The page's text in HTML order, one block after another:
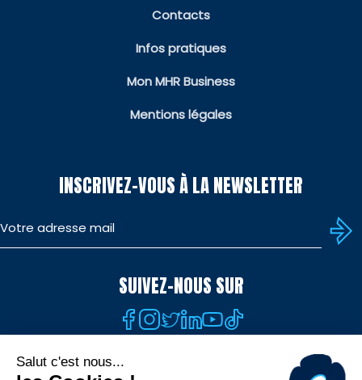
Contacts
Infos pratiques
Mon MHR Business
Mentions légales
INSCRIVEZ-VOUS À LA NEWSLETTER
SUIVEZ-NOUS SUR